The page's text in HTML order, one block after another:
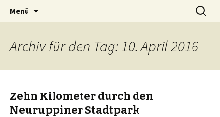
Peter Grau
Menü
Suchen
nach:
Archiv für den Tag: 10. April 2016
Zehn Kilometer durch den
Neuruppiner Stadtpark